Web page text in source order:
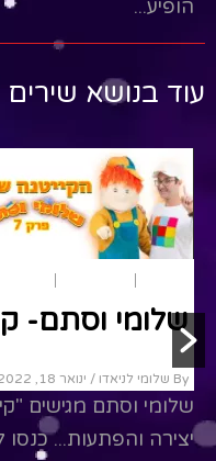
הופיע...
עוד בנושא שירים
שלומי וסתם-
By שלומי לניאדו / ינואר 18, 2022
שלומי וסתם מגישים
יצירה והפתעות... כנסו